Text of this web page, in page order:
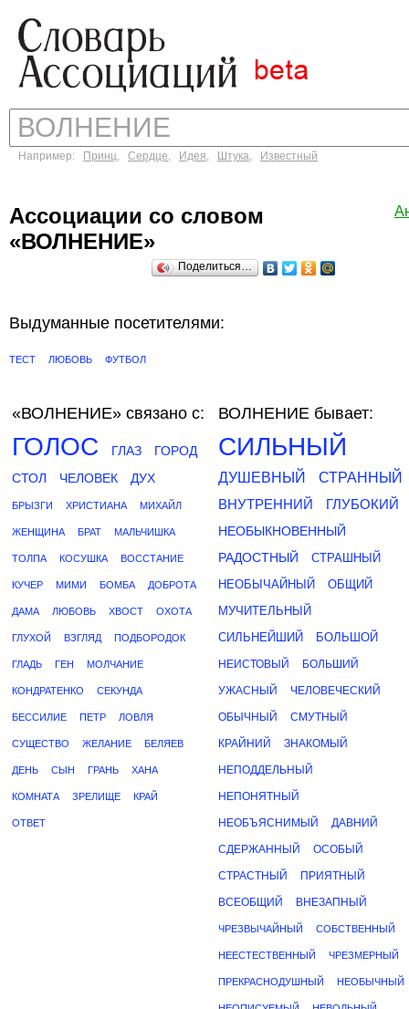
Например: Принц, Сердце, Идея, Штука, Известный
Ассоциации со словом
«ВОЛНЕНИЕ»
Поделиться…
Выдуманные посетителями:
ТЕСТ ЛЮБОВЬ ФУТБОЛ
«ВОЛНЕНИЕ» связано с:
ГОЛОС ГЛАЗ
ГОРОД
СТОЛ
ЧЕЛОВЕК ДУХ
БРЫЗГИ ХРИСТИАНА МИХАЙЛ
ЖЕНЩИНА БРАТ МАЛЬЧИШКА
ТОЛПА КОСУШКА ВОССТАНИЕ
КУЧЕР МИМИ БОМБА ДОБРОТА
ДАМА ЛЮБОВЬ ХВОСТ ОХОТА
ГЛУХОЙ ВЗГЛЯД ПОДБОРОДОК
ГЛАДЬ ГЕН МОЛЧАНИЕ
КОНДРАТЕНКО СЕКУНДА
БЕССИЛИЕ ПЕТР ЛОВЛЯ
СУЩЕСТВО ЖЕЛАНИЕ БЕЛЯЕВ
ДЕНЬ СЫН ГРАНЬ ХАНА
КОМНАТА ЗРЕЛИЩЕ КРАЙ
ОТВЕТ
ВОЛНЕНИЕ бывает:
СИЛЬНЫЙ
ДУШЕВНЫЙ
СТРАННЫЙ
ВНУТРЕННИЙ
ГЛУБОКИЙ
НЕОБЫКНОВЕННЫЙ
РАДОСТНЫЙ
СТРАШНЫЙ
НЕОБЫЧАЙНЫЙ
ОБЩИЙ
МУЧИТЕЛЬНЫЙ
СИЛЬНЕЙШИЙ
БОЛЬШОЙ
НЕИСТОВЫЙ БОЛЬШИЙ
УЖАСНЫЙ ЧЕЛОВЕЧЕСКИЙ
ОБЫЧНЫЙ СМУТНЫЙ
КРАЙНИЙ ЗНАКОМЫЙ
НЕПОДДЕЛЬНЫЙ
НЕПОНЯТНЫЙ
НЕОБЪЯСНИМЫЙ ДАВНИЙ
СДЕРЖАННЫЙ ОСОБЫЙ
СТРАСТНЫЙ ПРИЯТНЫЙ
ВСЕОБЩИЙ ВНЕЗАПНЫЙ
ЧРЕЗВЫЧАЙНЫЙ СОБСТВЕННЫЙ
НЕЕСТЕСТВЕННЫЙ ЧРЕЗМЕРНЫЙ
ПРЕКРАСНОДУШНЫЙ НЕОБЫЧНЫЙ